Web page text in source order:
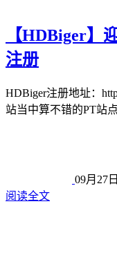
【HDBiger】
注册
HDBiger注册地址：
站当中算不错的PT站
09月27日
阅读全文